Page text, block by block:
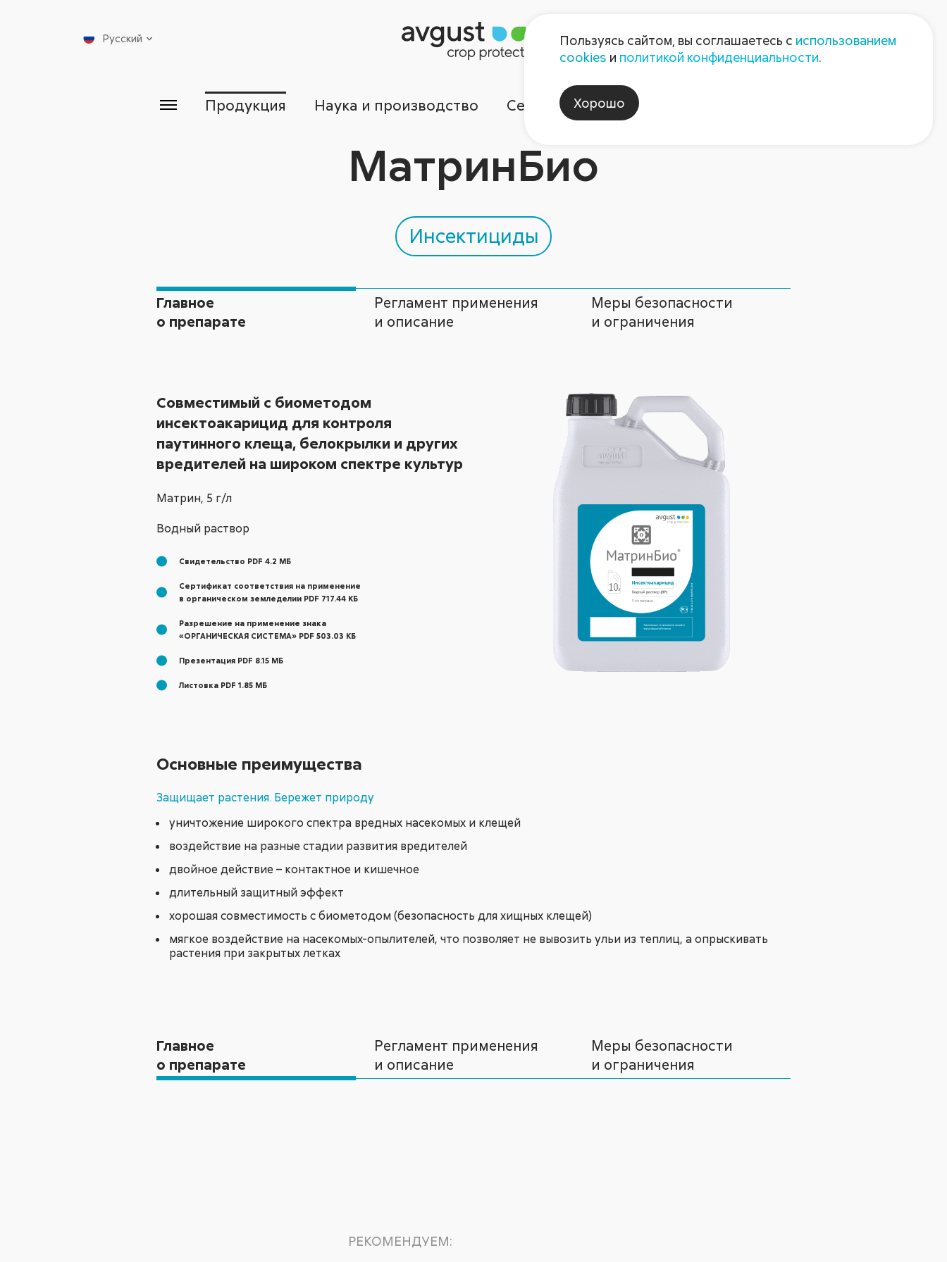
Пресс-центр Контакты
Русский
Продукция Наука и производство Сервисы Компания
МатринБио
Инсектициды
Главное
о препарате
Регламент применения
и описание
Меры безопасности
и ограничения
Совместимый с биометодом
инсектоакарицид для контроля
паутинного клеща, белокрылки и других
вредителей на широком спектре культур
Матрин, 5 г/л
Водный раствор
Свидетельство PDF 4.2 МБ
Сертификат соответствия на применение
в органическом земледелии PDF 717.44 КБ
Разрешение на применение знака
«ОРГАНИЧЕСКАЯ СИСТЕМА» PDF 503.03 КБ
Презентация PDF 8.15 МБ
Листовка PDF 1.85 МБ
Основные преимущества
Защищает растения. Бережет природу
уничтожение широкого спектра вредных насекомых и клещей
воздействие на разные стадии развития вредителей
двойное действие – контактное и кишечное
длительный защитный эффект
хорошая совместимость с биометодом (безопасность для хищных клещей)
мягкое воздействие на насекомых-опылителей, что позволяет не вывозить ульи из теплиц, а опрыскивать
растения при закрытых летках
Главное
о препарате
Регламент применения
и описание
Меры безопасности
и ограничения
РЕКОМЕНДУЕМ:
Пользуясь сайтом, вы соглашаетесь с использованием
cookies и политикой конфиденциальности.
Хорошо